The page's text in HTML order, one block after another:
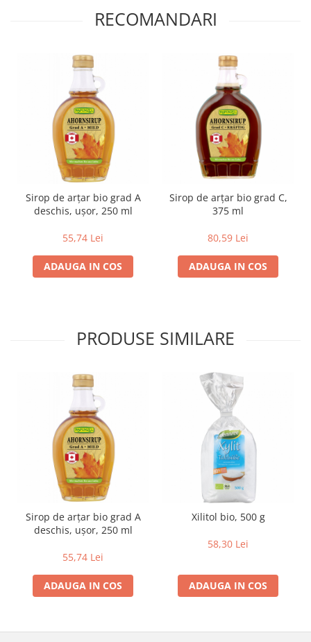
Conserve de peste bio
Pateu bio si creme vegetale
Produse din tomate
Ketchup bio
Sosuri bio din tomate
Sucuri si bauturi bio
Lapte bio si bauturi vegetale
Sucuri din fructe si legume bio
Pudre proteice bio
Superalimente bio
Uleiuri esentiale alimentare bio
Uleiuri Oxyguard
RECOMANDARI
Sirop de arţar bio grad A
deschis, uşor, 250 ml
55,74 Lei
ADAUGA IN COS
Sirop de arţar bio grad C,
375 ml
80,59 Lei
ADAUGA IN COS
PRODUSE SIMILARE
Sirop de arţar bio grad A
deschis, uşor, 250 ml
55,74 Lei
ADAUGA IN COS
Xilitol bio, 500 g
58,30 Lei
ADAUGA IN COS